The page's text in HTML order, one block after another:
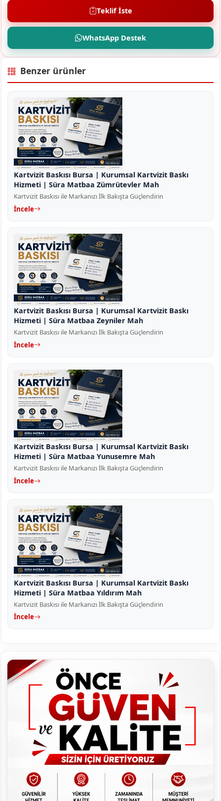
Teklif İste
WhatsApp Destek
Benzer ürünler
Kartvizit Baskısı Bursa | Kurumsal Kartvizit Baskı
Hizmeti | Süra Matbaa Zümrütevler Mah
Kartvizit Baskısı ile Markanızı İlk Bakışta Güçlendirin
İncele
Kartvizit Baskısı Bursa | Kurumsal Kartvizit Baskı
Hizmeti | Süra Matbaa Zeyniler Mah
Kartvizit Baskısı ile Markanızı İlk Bakışta Güçlendirin
İncele
Kartvizit Baskısı Bursa | Kurumsal Kartvizit Baskı
Hizmeti | Süra Matbaa Yunusemre Mah
Kartvizit Baskısı ile Markanızı İlk Bakışta Güçlendirin
İncele
Kartvizit Baskısı Bursa | Kurumsal Kartvizit Baskı
Hizmeti | Süra Matbaa Yıldırım Mah
Kartvizit Baskısı ile Markanızı İlk Bakışta Güçlendirin
İncele